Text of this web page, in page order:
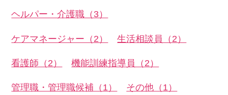
ヘルパー・介護職（3）
ケアマネージャー（2） 生活相談員（2）
看護師（2） 機能訓練指導員（2）
管理職・管理職候補（1） その他（1）